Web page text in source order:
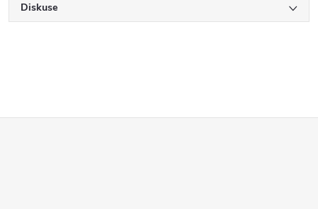
Diskuse